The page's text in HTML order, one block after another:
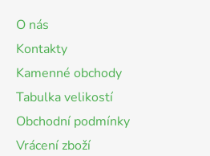
O nás
Kontakty
Kamenné obchody
Tabulka velikostí
Obchodní podmínky
Vrácení zboží